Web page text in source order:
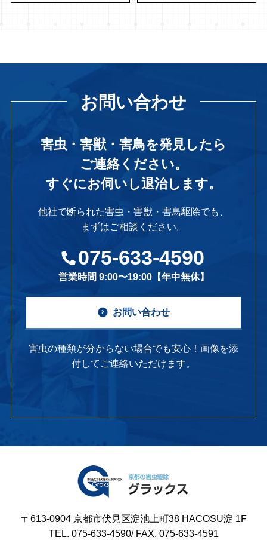
お問い合わせ
害虫・害獣・害鳥を発見したら
ご連絡ください。
すぐにお伺いし退治します。
他社で断られた害虫・害獣・害鳥駆除でも、
まずはご相談ください。
075-633-4590
営業時間 9:00〜19:00【年中無休】
お問い合わせ
害虫の種類が分からない場合でも安心！画像を添
付してご連絡いただけます。
〒613-0904 京都市伏見区淀池上町38 HACOSU淀 1F
TEL. 075-633-4590/ FAX. 075-633-4591